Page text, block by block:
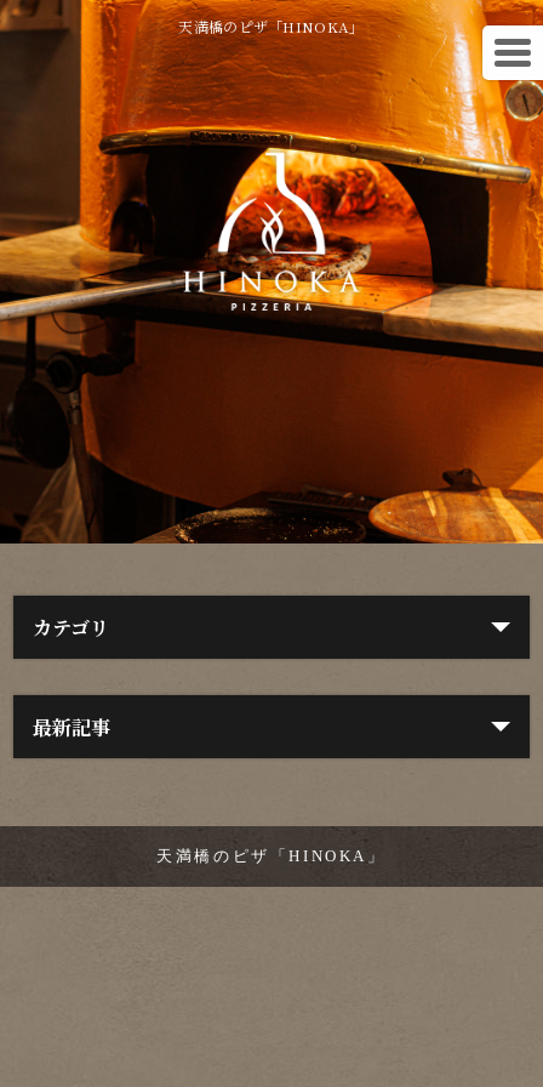
天満橋のピザ「HINOKA」
カテゴリ
最新記事
天満橋のピザ「HINOKA」